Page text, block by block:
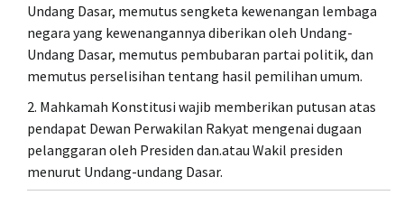
Undang Dasar, memutus sengketa kewenangan lembaga
negara yang kewenangannya diberikan oleh Undang-
Undang Dasar, memutus pembubaran partai politik, dan
memutus perselisihan tentang hasil pemilihan umum.
Mahkamah Konstitusi wajib memberikan putusan atas
pendapat Dewan Perwakilan Rakyat mengenai dugaan
pelanggaran oleh Presiden dan.atau Wakil presiden
menurut Undang-undang Dasar.